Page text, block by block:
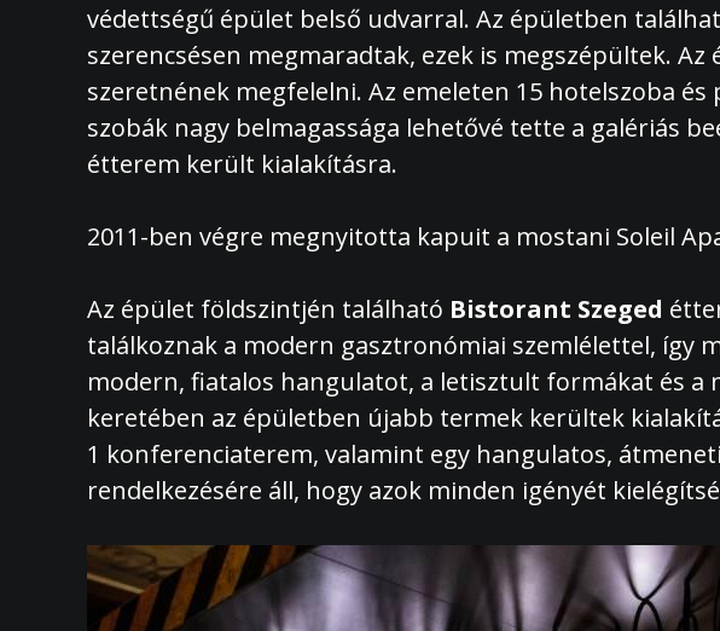
védettségű épület belső udvarral. Az épületben
szerencsésen megmaradtak, ezek is megszépültek.
szeretnének megfelelni. Az emeleten 15 hotelszoba
szobák nagy belmagassága lehetővé tette a galériás
étterem került kialakításra.
2011-ben végre megnyitotta kapuit a mostani Soleil
Az épület földszintjén található Bistorant Szeged
találkoznak a modern gasztronómiai szemlélettel, így
modern, fiatalos hangulatot, a letisztult formákat és a
keretében az épületben újabb termek kerültek
1 konferenciaterem, valamint egy hangulatos,
rendelkezésére áll, hogy azok minden igényét